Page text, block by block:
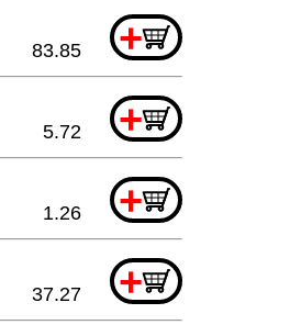
+
83.85
+
5.72
+
1.26
+
37.27